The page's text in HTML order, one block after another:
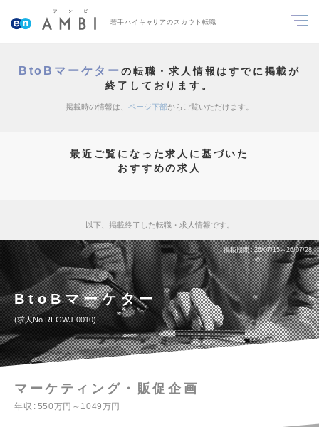
若手ハイキャリアのスカウト転職
BtoBマーケターの転職・求人情報はすでに掲載が
終了しております。
掲載時の情報は、 ページ下部からご覧いただけます。
最近ご覧になった求人に基づいた
おすすめの求人
以下、掲載終了した転職・求人情報です。
掲載期間 26/07/15～26/07/28
BtoBマーケター
求人No.RFGWJ-0010
マーケティング・販促企画
年収 550万円～1049万円